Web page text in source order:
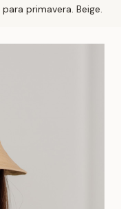
primavera. Beige.